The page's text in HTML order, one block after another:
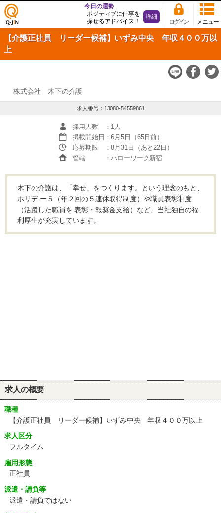
仕事
探し
の求
メニュー
ログイン
今日の運勢
ポジティブに仕事を
探せるアドバイス！
詳細
【介護正社員 リーダー候補】いずみ中央 年収４００万以
上
株式会社 木下の介護
求人番号：13080-54559861
採用人数
：1人
掲載開始日 ：6月5日（65日前）
応募期限
：8月31日（あと22日）
管轄
：ハローワーク新宿
木下の介護は、「幸せ」をつくります。という理念のもと、
ホリデ ー５（年２回の５連休取得制度）や職員表彰制度
（活躍した職員を 表彰・報奨金支給）など、当社独自の福
利厚生が充実しています。
求人の概要
職種
【介護正社員 リーダー候補】いずみ中央 年収４００万以上
求人区分
フルタイム
雇用形態
正社員
派遣・請負等
派遣・請負ではない